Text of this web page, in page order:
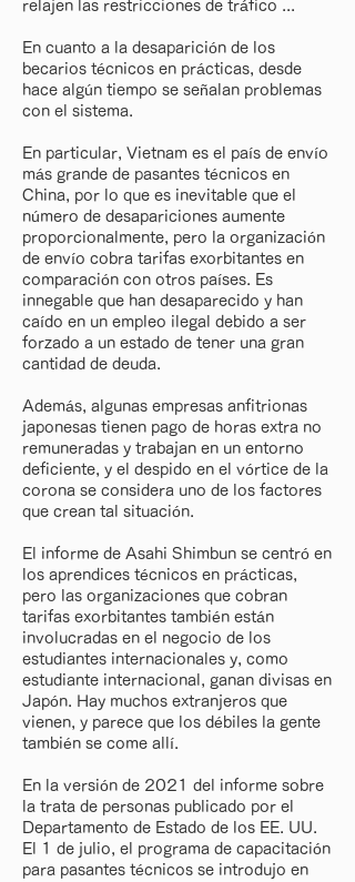
relajen las restricciones de tráfico ...
En cuanto a la desaparición de los
becarios técnicos en prácticas, desde
hace algún tiempo se señalan problemas
con el sistema.
En particular, Vietnam es el país de envío
más grande de pasantes técnicos en
China, por lo que es inevitable que el
número de desapariciones aumente
proporcionalmente, pero la organización
de envío cobra tarifas exorbitantes en
comparación con otros países. Es
innegable que han desaparecido y han
caído en un empleo ilegal debido a ser
forzado a un estado de tener una gran
cantidad de deuda.
Además, algunas empresas anfitrionas
japonesas tienen pago de horas extra no
remuneradas y trabajan en un entorno
deficiente, y el despido en el vórtice de la
corona se considera uno de los factores
que crean tal situación.
El informe de Asahi Shimbun se centró en
los aprendices técnicos en prácticas,
pero las organizaciones que cobran
tarifas exorbitantes también están
involucradas en el negocio de los
estudiantes internacionales y, como
estudiante internacional, ganan divisas en
Japón. Hay muchos extranjeros que
vienen, y parece que los débiles la gente
también se come allí.
En la versión de 2021 del informe sobre
la trata de personas publicado por el
Departamento de Estado de los EE. UU.
El 1 de julio, el programa de capacitación
para pasantes técnicos se introdujo en